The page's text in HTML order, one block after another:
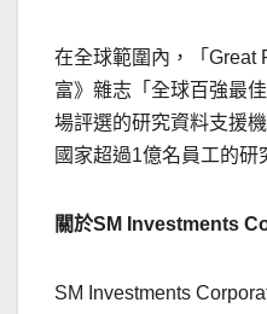
在全球範圍內，「Great
富》雜志「全球百強最
場評選的研究資料支援
國家超過1億名員工的研
關於SM Investments
SM Investments